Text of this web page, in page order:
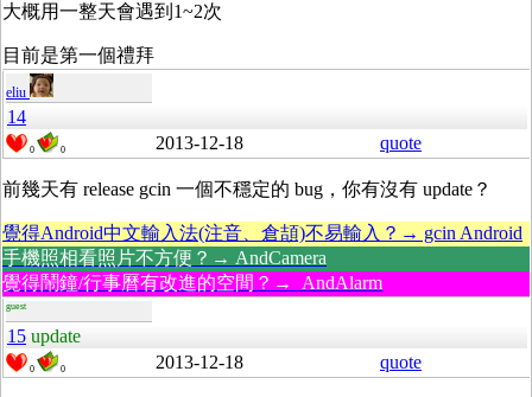
大概用一整天會遇到1~2次
目前是第一個禮拜
eliu
14
0 0 2013-12-18 quote
前幾天有 release gcin 一個不穩定的 bug，你有沒有 update？
覺得Android中文輸入法(注音、倉頡)不易輸入？→ gcin Android
手機照相看照片不方便？→ AndCamera
覺得鬧鐘/行事曆有改進的空間？→ AndAlarm
guest
15 update
0 0 2013-12-18 quote